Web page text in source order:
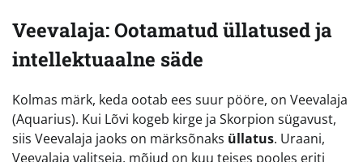
Veevalaja: Ootamatud üllatused ja
intellektuaalne säde
Kolmas märk, keda ootab ees suur pööre, on Veevalaja
(Aquarius). Kui Lõvi kogeb kirge ja Skorpion sügavust,
siis Veevalaja jaoks on märksõnaks üllatus. Uraani,
Veevalaja valitseja, mõjud on kuu teises pooles eriti